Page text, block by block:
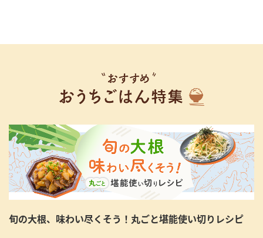
旬の大根、味わい尽くそう！丸ごと堪能使い切りレシピ